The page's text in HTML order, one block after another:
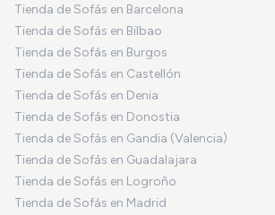
Tienda de Sofás en Barcelona
Tienda de Sofás en Bilbao
Tienda de Sofás en Burgos
Tienda de Sofás en Castellón
Tienda de Sofás en Denia
Tienda de Sofás en Donostia
Tienda de Sofás en Gandia (Valencia)
Tienda de Sofás en Guadalajara
Tienda de Sofás en Logroño
Tienda de Sofás en Madrid